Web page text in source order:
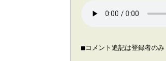
■コメント追記は登録者のみ